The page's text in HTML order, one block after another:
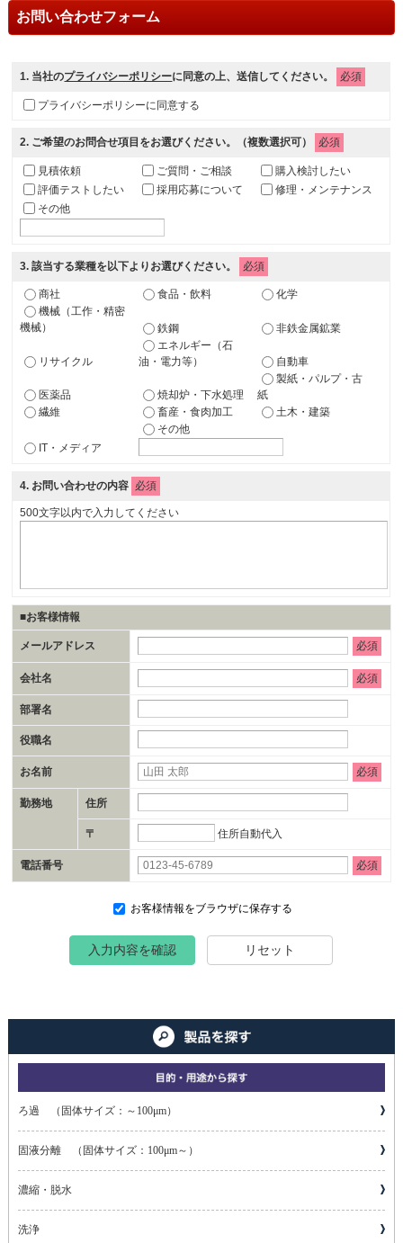
お問い合わせフォーム
1. 当社のプライバシーポリシーに同意の上、送信してください。 必須
プライバシーポリシーに同意する
2. ご希望のお問合せ項目をお選びください。（複数選択可） 必須
見積依頼 ご質問・ご相談
購入検討したい
評価テストしたい
採用応募について
修理・メンテナンス
その他
3. 該当する業種を以下よりお選びください。 必須
商社 食品・飲料
化学
機械（工作・精密
機械）
鉄鋼 非鉄金属鉱業
リサイクル
エネルギー（石
油・電力等）
自動車
医薬品 焼却炉・下水処理
製紙・パルプ・古
紙
繊維
畜産・食肉加工 土木・建築
IT・メディア
その他
4. お問い合わせの内容 必須
500文字以内で入力してください
■お客様情報
メールアドレス 必須
会社名 必須
部署名
役職名
お名前 必須
勤務地 住所
〒 住所自動代入
電話番号 必須
お客様情報をブラウザに保存する
入力内容を確認 リセット
ろ過 （固体サイズ：～100μm）
固液分離 （固体サイズ：100μm～）
濃縮・脱水
洗浄